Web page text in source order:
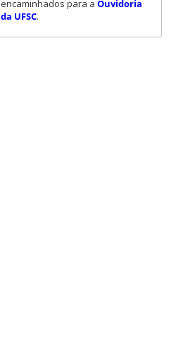
encaminhados para a Ouvidoria
da UFSC.